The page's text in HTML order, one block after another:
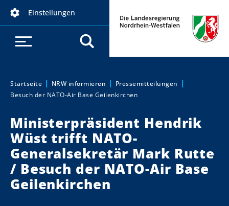
Einstellungen
Sie sind hier:
Startseite NRW informieren
Pressemitteilungen
Besuch der NATO-Air Base Geilenkirchen
Ministerpräsident Hendrik
Wüst trifft NATO-
Generalsekretär Mark Rutte
/ Besuch der NATO-Air Base
Geilenkirchen